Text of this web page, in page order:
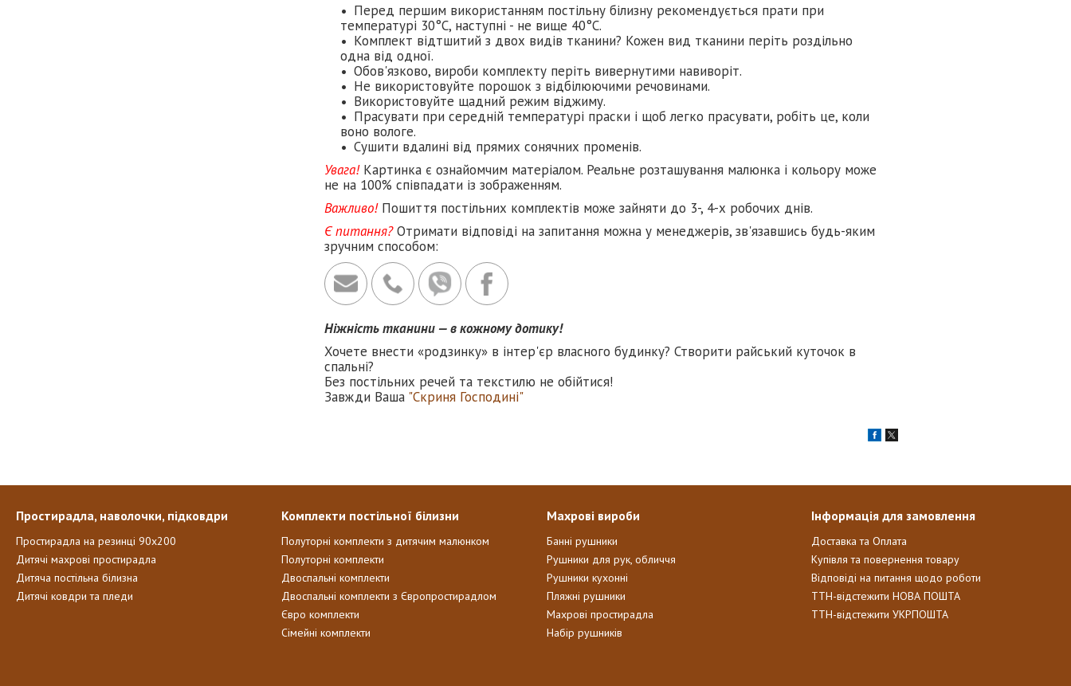
Перед першим використанням постільну білизну рекомендується прати при
температурі 30°C, наступні - не вище 40°C.
Комплект відтшитий з двох видів тканини? Кожен вид тканини періть роздільно
одна від одної.
Обов'язково, вироби комплекту періть вивернутими навиворіт.
Не використовуйте порошок з відбілюючими речовинами.
Використовуйте щадний режим віджиму.
Прасувати при середній температурі праски і щоб легко прасувати, робіть це, коли
воно вологе.
Сушити вдалині від прямих сонячних променів.
Увага! Картинка є ознайомчим матеріалом. Реальне розташування малюнка і кольору може
не на 100% співпадати із зображенням.
Важливо! Пошиття постільних комплектів може зайняти до 3-, 4-х робочих днів.
Є питання?Отримати відповіді на запитання можна у менеджерів, зв'язавшись будь-яким
зручним способом:
Ніжність тканини — в кожному дотику!
Хочете внести «родзинку» в інтер'єр власного будинку? Створити райський куточок в
спальні?
Без постільних речей та текстилю не обійтися!
Завжди Ваша "Скриня Господині"
Простирадла, наволочки, підковдри
Простирадла на резинці 90х200
Дитячі махрові простирадла
Дитяча постільна білизна
Дитячі ковдри та пледи
Комплекти постільної білизни
Полуторні комплекти з дитячим малюнком
Полуторні комплекти
Двоспальні комплекти
Двоспальні комплекти з Європростирадлом
Євро комплекти
Сімейні комплекти
Махрові вироби
Банні рушники
Рушники для рук, обличчя
Рушники кухонні
Пляжні рушники
Махрові простирадла
Набір рушників
Інформація для замовлення
Доставка та Оплата
Купівля та повернення товару
Відповіді на питання щодо роботи
ТТН-відстежити НОВА ПОШТА
ТТН-відстежити УКРПОШТА